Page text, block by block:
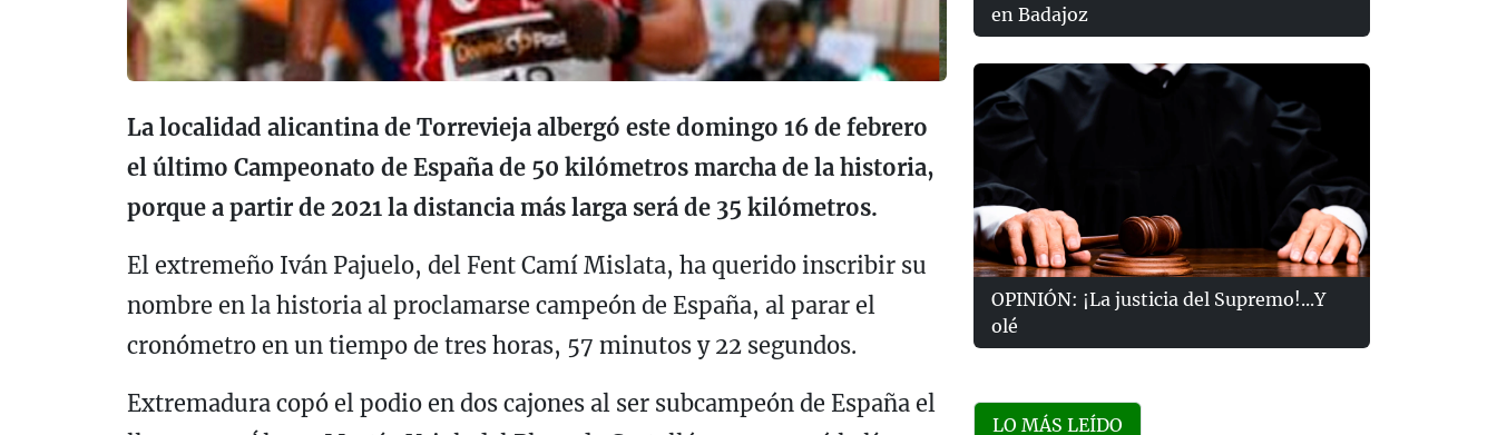
La localidad alicantina de Torrevieja albergó este domingo 16 de febrero
el último Campeonato de España de 50 kilómetros marcha de la historia,
porque a partir de 2021 la distancia más larga será de 35 kilómetros.
El extremeño Iván Pajuelo, del Fent Camí Mislata, ha querido inscribir su
nombre en la historia al proclamarse campeón de España, al parar el
cronómetro en un tiempo de tres horas, 57 minutos y 22 segundos.
Extremadura copó el podio en dos cajones al ser subcampeón de España el
en Badajoz
OPINIÓN: ¡La justicia del Supremo!...Y
olé
LO MÁS LEÍDO